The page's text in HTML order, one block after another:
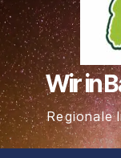
Wir in
Regionale